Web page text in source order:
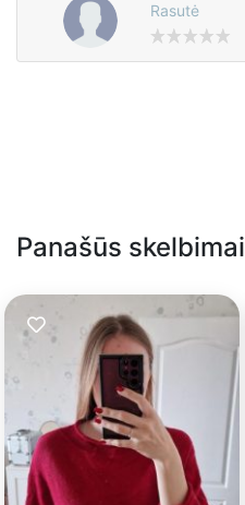
Rasutė
Panašūs skelbimai